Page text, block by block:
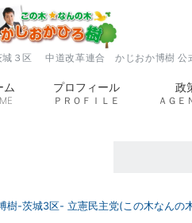
城３区 中道改革連合 かじおか博樹 公
ム プロフィール
ＰＲＯＦＩＬＥ
政
ＡＧＥ
樹-茨城3区- 立憲民主党(この木なんの